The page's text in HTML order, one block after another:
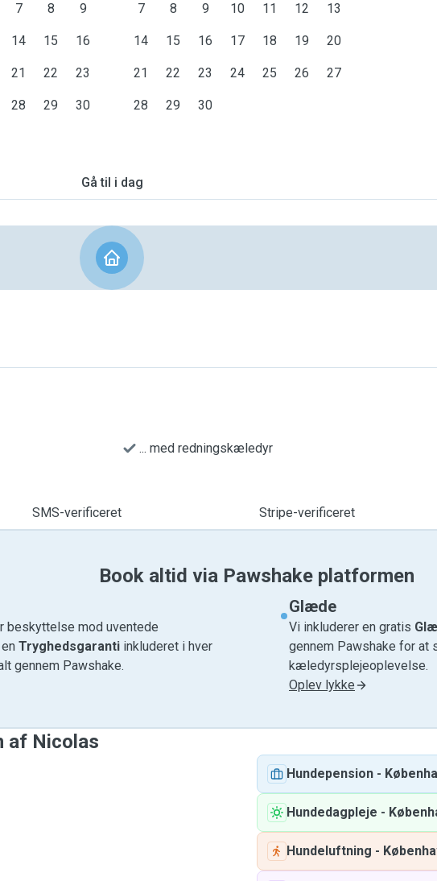
7 8 9
14 15 16
21 22 23
28 29 30
7 8 9 10 11 12 13
14 15 16 17 18 19 20
21 22 23 24 25 26 27
28 29 30
Gå til i dag
... med redningskæledyr
SMS-verificeret Stripe-verificeret
Book altid via Pawshake platformen
beskyttelse mod uventede
Tryghedsgaranti inkluderet i hver
gennem Pawshake.
Glæde
Vi inkluderer en gratis
gennem Pawshake for at
kæledyrsplejeoplevelse.
Oplev lykke
af ​​Nicolas
Hundepension -
Hundedagpleje -
Hundeluftning -